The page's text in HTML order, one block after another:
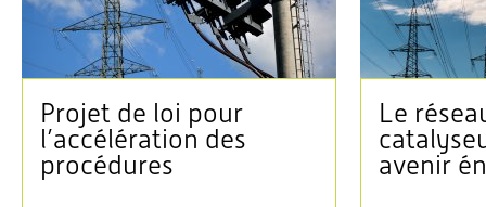
Projet de loi pour
l’accélération des
procédures
Le
avenir